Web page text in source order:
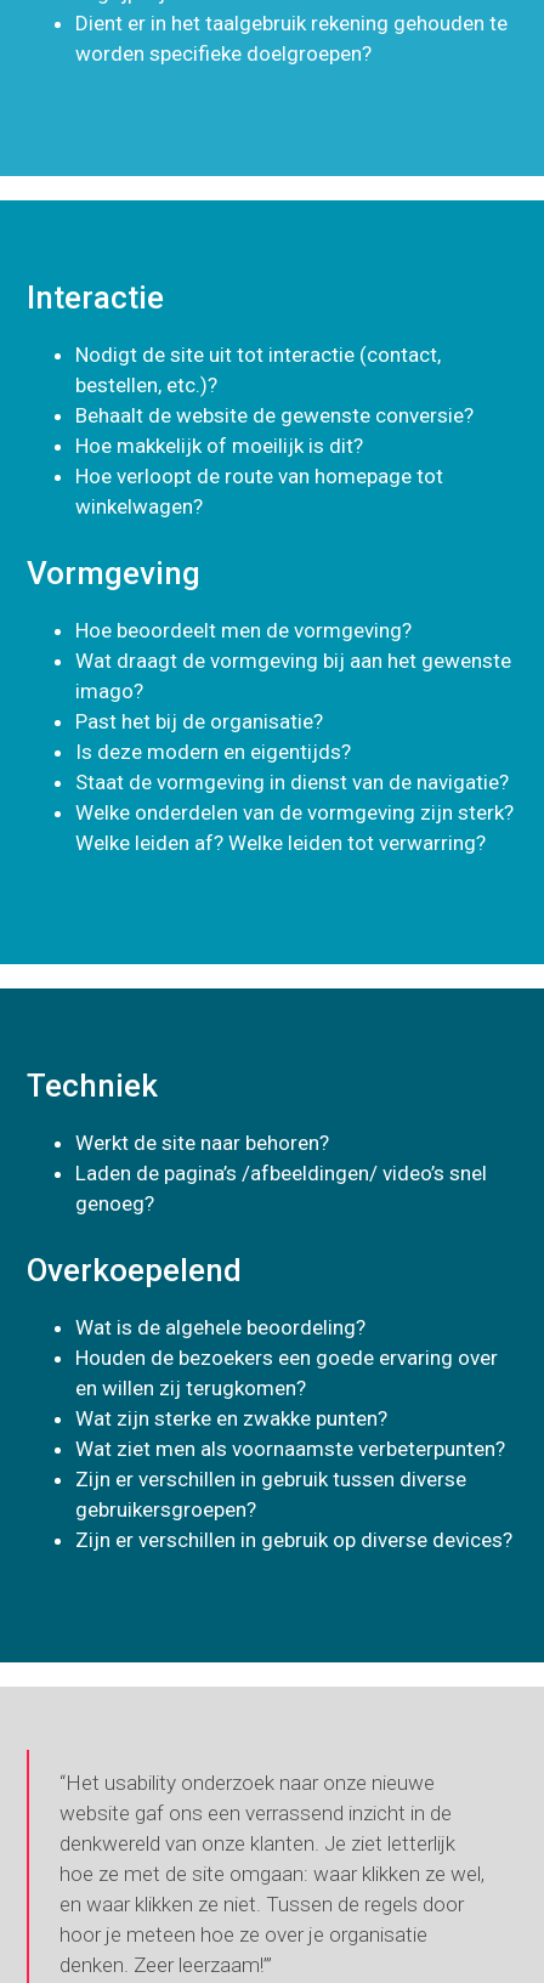
Dient er in het taalgebruik rekening gehouden te
worden specifieke doelgroepen?
Interactie
Nodigt de site uit tot interactie (contact,
bestellen, etc.)?
Behaalt de website de gewenste conversie?
Hoe makkelijk of moeilijk is dit?
Hoe verloopt de route van homepage tot
winkelwagen?
Vormgeving
Hoe beoordeelt men de vormgeving?
Wat draagt de vormgeving bij aan het gewenste
imago?
Past het bij de organisatie?
Is deze modern en eigentijds?
Staat de vormgeving in dienst van de navigatie?
Welke onderdelen van de vormgeving zijn sterk?
Welke leiden af? Welke leiden tot verwarring?
Techniek
Werkt de site naar behoren?
Laden de pagina’s /afbeeldingen/ video’s snel
genoeg?
Overkoepelend
Wat is de algehele beoordeling?
Houden de bezoekers een goede ervaring over
en willen zij terugkomen?
Wat zijn sterke en zwakke punten?
Wat ziet men als voornaamste verbeterpunten?
Zijn er verschillen in gebruik tussen diverse
gebruikersgroepen?
Zijn er verschillen in gebruik op diverse devices?
“Het usability onderzoek naar onze nieuwe
website gaf ons een verrassend inzicht in de
denkwereld van onze klanten. Je ziet letterlijk
hoe ze met de site omgaan: waar klikken ze wel,
en waar klikken ze niet. Tussen de regels door
hoor je meteen hoe ze over je organisatie
denken. Zeer leerzaam!’”